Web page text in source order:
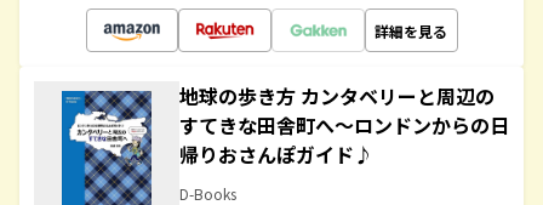
詳細を見る
地球の歩き方 カンタベリーと周辺の
すてきな田舎町へ～ロンドンからの日
帰りおさんぽガイド♪
D-Books